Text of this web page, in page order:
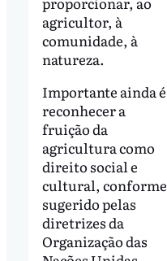
agricultor, à
comunidade, à
natureza.
Importante ainda é
reconhecer a
fruição da
agricultura como
direito social e
cultural, conforme
sugerido pelas
diretrizes da
Organização das